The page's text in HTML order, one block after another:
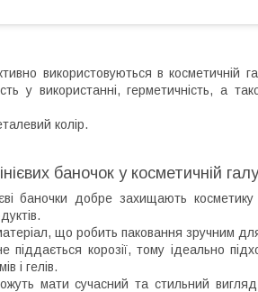
використовуються в косметичній
у використанні, герметичність, а
колір.
баночок у косметичній
баночки добре захищають
що робить паковання зручним
піддається корозії, тому ідеально
і гелів.
мати сучасний та стильний